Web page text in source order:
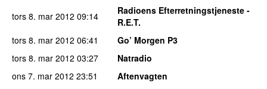
tors 8. mar 2012 09:14
Radioens Efterretningstjeneste -
R.E.T.
tors 8. mar 2012 06:41
Go’ Morgen P3
tors 8. mar 2012 03:27
Natradio
ons 7. mar 2012 23:51
Aftenvagten